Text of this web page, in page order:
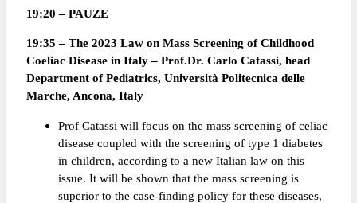
19:20 – PAUZE
19:35 – The 2023 Law on Mass Screening of Childhood
Coeliac Disease in Italy – Prof.Dr. Carlo Catassi, head
Department of Pediatrics, Università Politecnica delle
Marche, Ancona, Italy
Prof Catassi will focus on the mass screening of celiac
disease coupled with the screening of type 1 diabetes
in children, according to a new Italian law on this
issue. It will be shown that the mass screening is
superior to the case-finding policy for these diseases,